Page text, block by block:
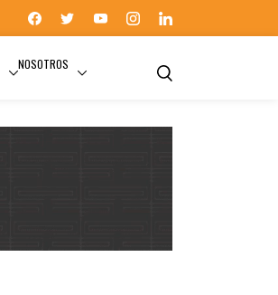
NOSOTROS